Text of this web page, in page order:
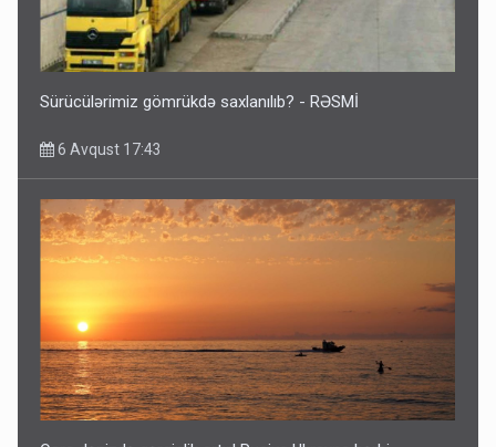
Sürücülərimiz gömrükdə saxlanılıb? - RƏSMİ
6 Avqust 17:43